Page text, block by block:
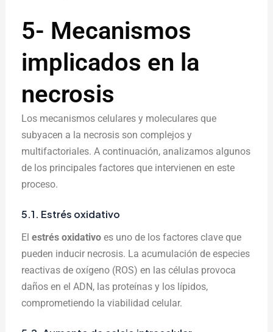
5- Mecanismos
implicados en la
necrosis
Los mecanismos celulares y moleculares que
subyacen a la necrosis son complejos y
multifactoriales. A continuación, analizamos algunos
de los principales factores que intervienen en este
proceso.
5.1. Estrés oxidativo
Elestrés oxidativo es uno de los factores clave que
pueden inducir necrosis. La acumulación de especies
reactivas de oxígeno (ROS) en las células provoca
daños en el ADN, las proteínas y los lípidos,
comprometiendo la viabilidad celular.